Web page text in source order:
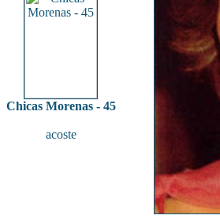
Chicas Morenas - 45
acoste